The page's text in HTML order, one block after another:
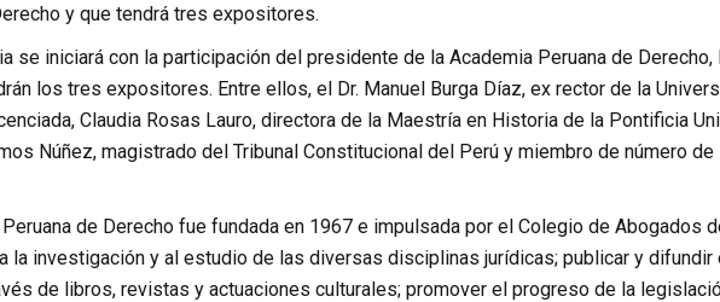
y que tendrá tres expositores.
se iniciará con la participación del presidente de la Academia Peruana de Derecho,
los tres expositores. Entre ellos, el Dr. Manuel Burga Díaz, ex rector de la
Claudia Rosas Lauro, directora de la Maestría en Historia de la Pontificia
Núñez, magistrado del Tribunal Constitucional del Perú y miembro de número
de Derecho fue fundada en 1967 e impulsada por el Colegio de Abogados
la investigación y al estudio de las diversas disciplinas jurídicas; publicar y
de libros, revistas y actuaciones culturales; promover el progreso de la